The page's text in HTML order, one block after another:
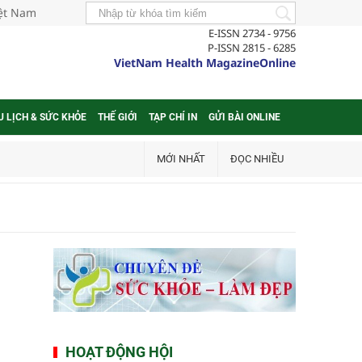
Nam
E-ISSN 2734 - 9756
P-ISSN 2815 - 6285
VietNam Health MagazineOnline
LỊCH & SỨC KHỎE THẾ GIỚI TẠP CHÍ IN GỬI BÀI ONLINE
MỚI NHẤT ĐỌC NHIỀU
HOẠT ĐỘNG HỘI